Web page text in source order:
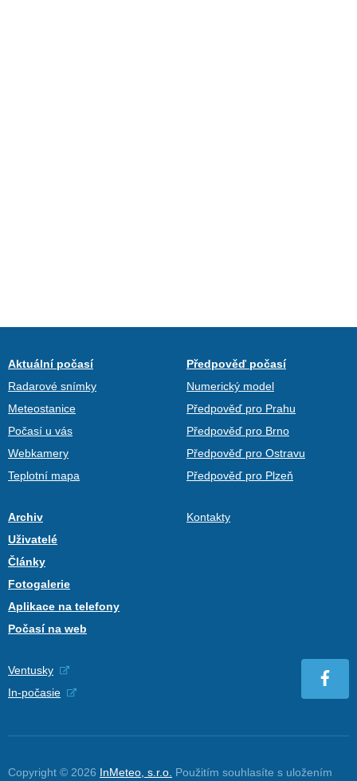
Aktuální počasí
Radarové snímky
Meteostanice
Počasí u vás
Webkamery
Teplotní mapa
Předpověď počasí
Numerický model
Předpověď pro Prahu
Předpověď pro Brno
Předpověď pro Ostravu
Předpověď pro Plzeň
Archiv
Uživatelé
Články
Fotogalerie
Aplikace na telefony
Počasí na web
Kontakty
Ventusky
In-počasie
Copyright © 2026 InMeteo, s.r.o. Použitím souhlasíte s uložením